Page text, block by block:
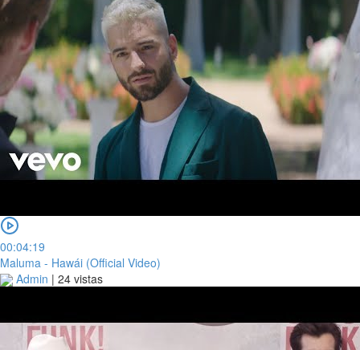
00:04:19
Maluma - Hawái (Official Video)
Admin | 24 vistas